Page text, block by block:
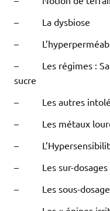
– La dysbiose
–
– Les régimes :
sucre
– Les autres
– Les métaux
–
– Les sur-dosages
– Les sous-